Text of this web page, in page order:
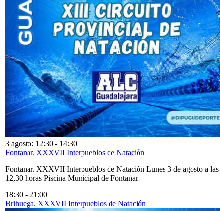
3 agosto: 12:30 - 14:30
Fontanar. XXXVII Interpueblos de Natación
Fontanar. XXXVII Interpueblos de Natación Lunes 3 de agosto a las
12,30 horas Piscina Municipal de Fontanar
18:30 - 21:00
Brihuega. XXXVII Interpueblos de Natación